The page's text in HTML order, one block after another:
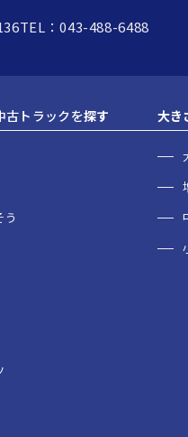
TEL：043-488-6488
古トラックを探す 大き